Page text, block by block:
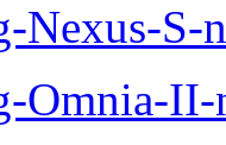
Nexus-
Omnia-